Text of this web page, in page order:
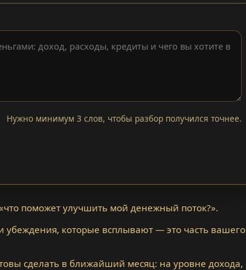
Нужно минимум 3 слов, чтобы разбор получился точнее.
поможет улучшить мой денежный поток?».
убеждения, которые всплывают — это часть вашего
сделать в ближайший месяц: на уровне дохода,